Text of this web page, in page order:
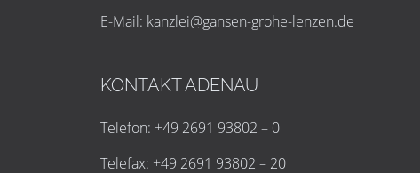
E-Mail: kanzlei@gansen-grohe-lenzen.de
KONTAKT ADENAU
Telefon: +49 2691 93802 – 0
Telefax: +49 2691 93802 – 20